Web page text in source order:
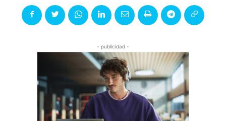
- publicidad -